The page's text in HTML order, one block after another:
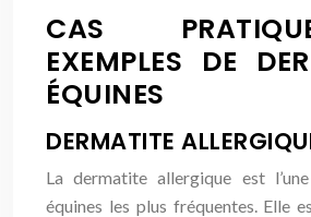
CAS
EXEMPLES DE
ÉQUINES
DERMATITE
La dermatite allergique est
équines les plus fréquentes. Elle